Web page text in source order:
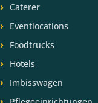
Caterer
Eventlocations
Foodtrucks
Hotels
Imbisswagen